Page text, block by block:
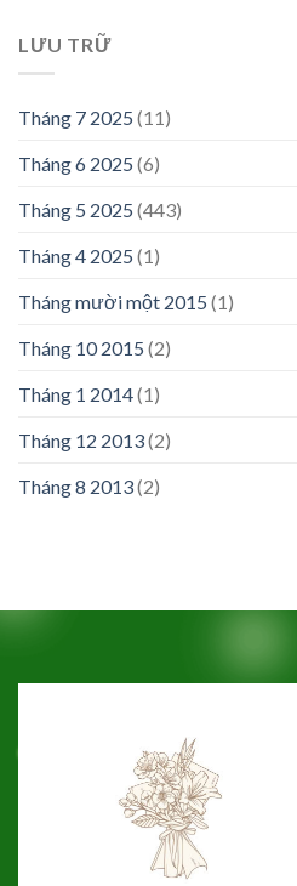
LƯU TRỮ
Tháng 7 2025 (11)
Tháng 6 2025 (6)
Tháng 5 2025 (443)
Tháng 4 2025 (1)
Tháng mười một 2015 (1)
Tháng 10 2015 (2)
Tháng 1 2014(1)
Tháng 12 2013(2)
Tháng 8 2013(2)